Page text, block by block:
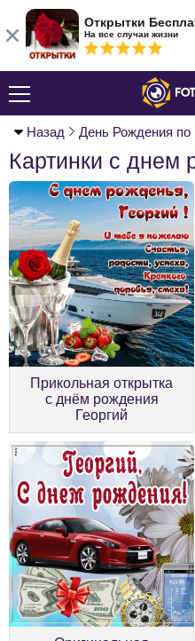
Назад День Рождения по
Картинки с днем
Прикольная открытка
с днём рождения
Георгий
Открытки
На все случаи жизни